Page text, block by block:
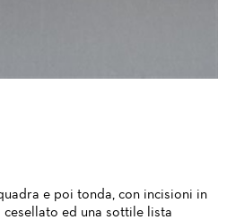
e poi tonda, con incisioni in
ed una sottile lista